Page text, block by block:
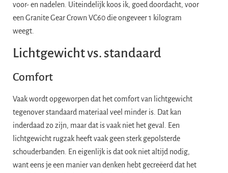
voor- en nadelen. Uiteindelijk koos ik, goed doordacht, voor
een Granite Gear Crown VC60 die ongeveer 1 kilogram
weegt.
Lichtgewicht vs. standaard
Comfort
Vaak wordt opgeworpen dat het comfort van lichtgewicht
tegenover standaard materiaal veel minder is. Dat kan
inderdaad zo zijn, maar dat is vaak niet het geval. Een
lichtgewicht rugzak heeft vaak geen sterk gepolsterde
schouderbanden. En eigenlijk is dat ook niet altijd nodig,
want eens je een manier van denken hebt gecreëerd dat het